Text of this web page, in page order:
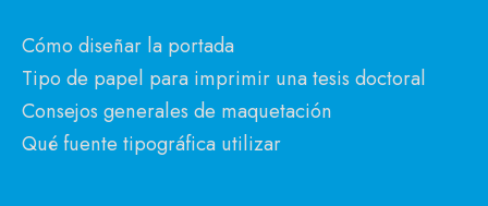
Cómo diseñar la portada
Tipo de papel para imprimir una tesis doctoral
Consejos generales de maquetación
Qué fuente tipográfica utilizar